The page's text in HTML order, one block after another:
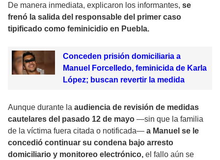
De manera inmediata, explicaron los informantes, se
frenó la salida del responsable del primer caso
tipificado como feminicidio en Puebla.
Conceden prisión domiciliaria a
Manuel Forcelledo, feminicida de Karla
López; buscan revertir la medida
Aunque durante la audiencia de revisión de medidas
cautelares del pasado 12 de mayo —sin que la familia
de la víctima fuera citada o notificada— a Manuel se le
concedió continuar su condena bajo arresto
domiciliario y monitoreo electrónico, el fallo aún se